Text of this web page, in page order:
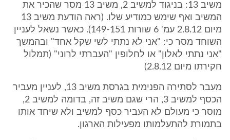
משיב 13: בניגוד למשיב 2, משיב 13 מסר שהכיר את
המשיב ואף שימש כמודיע שלו. (ראה הודעת משיב 13
מיום 2.8.12 עמ' 6 שורות 149-151). כאשר נשאל לעניין
השוחד מסר כי: "אני לא נתתי לשי שקל אחד" ובהמשך
"אני נתתי לאלון" או לחלופין "העברתי לרוני" (תמלול
חקירתו מיום 2.8.12)
מעבר לסתירה הפנימית בגרסת משיב 13, לעניין מעביר
הכסף למשיב 3, הרי שגם משיב זה, בדומה למשיב 2,
מוסר כי מעולם לא העביר כסף למשיב ולא שיחד אותו
בתמורת להתעלמותו מפעילות הארגון.